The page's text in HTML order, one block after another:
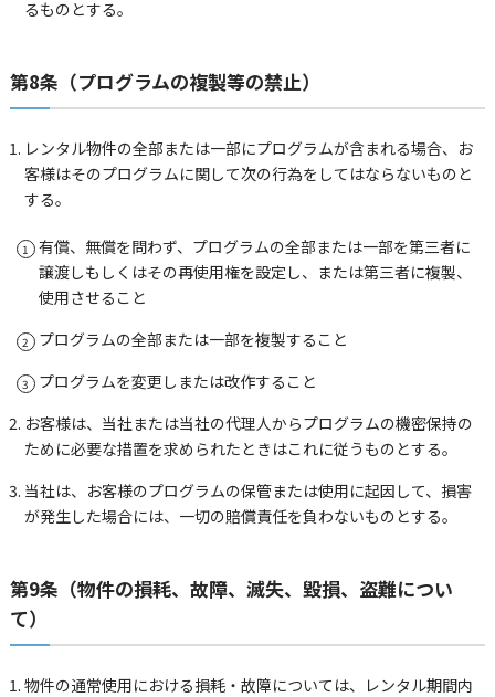
るものとする。
第8条（プログラムの複製等の禁止）
レンタル物件の全部または一部にプログラムが含まれる場合、お
客様はそのプログラムに関して次の行為をしてはならないものと
する。
有償、無償を問わず、プログラムの全部または一部を第三者に
譲渡しもしくはその再使用権を設定し、または第三者に複製、
使用させること
プログラムの全部または一部を複製すること
プログラムを変更しまたは改作すること
お客様は、当社または当社の代理人からプログラムの機密保持の
ために必要な措置を求められたときはこれに従うものとする。
当社は、お客様のプログラムの保管または使用に起因して、損害
が発生した場合には、一切の賠償責任を負わないものとする。
第9条（物件の損耗、故障、滅失、毀損、盗難につい
て）
物件の通常使用における損耗・故障については、レンタル期間内